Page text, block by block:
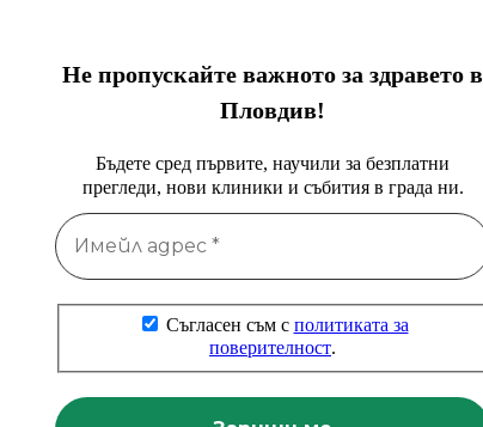
Не пропускайте важното за здравето в
Пловдив!
Бъдете сред първите, научили за безплатни
прегледи, нови клиники и събития в града ни.
Съгласен съм с политиката за
поверителност.